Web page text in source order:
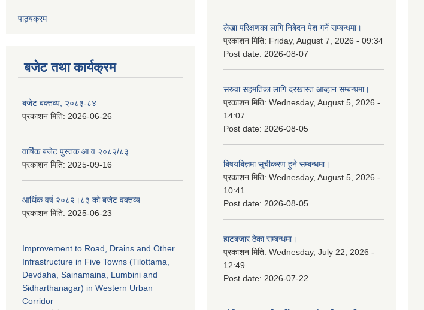
पाठ्यक्रम
बजेट तथा कार्यक्रम
बजेट बक्तव्य, २०८३-८४
प्रकाशन मिति: 2026-06-26
वार्षिक बजेट पुस्तक आ.व २०८२/८३
प्रकाशन मिति: 2025-09-16
आर्थिक वर्ष २०८२।८३ को बजेट वक्तव्य
प्रकाशन मिति: 2025-06-23
Improvement to Road, Drains and Other
Infrastructure in Five Towns (Tilottama,
Devdaha, Sainamaina, Lumbini and
Sidharthanagar) in Western Urban
Corridor
लेखा परिक्षणका लागि निबेदन पेश गर्ने सम्बन्धमा।
प्रकाशन मिति: Friday, August 7, 2026 - 09:34
Post date: 2026-08-07
सरुवा सहमतिका लागि दरखास्त आब्हान सम्बन्धमा।
प्रकाशन मिति: Wednesday, August 5, 2026 -
14:07
Post date: 2026-08-05
बिषयबिज्ञमा सूचीकरण हुने सम्बन्धमा।
प्रकाशन मिति: Wednesday, August 5, 2026 -
10:41
Post date: 2026-08-05
हाटबजार ठेका सम्बन्धमा।
प्रकाशन मिति: Wednesday, July 22, 2026 -
12:49
Post date: 2026-07-22